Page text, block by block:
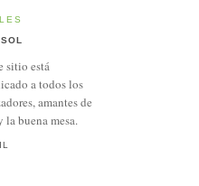
SOL
sitio está
a todos los
amantes de
buena mesa.